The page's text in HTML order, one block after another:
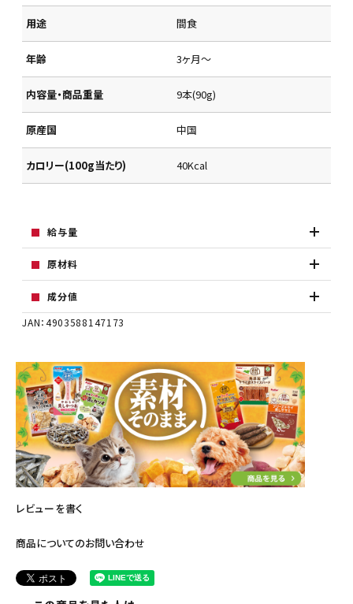
用途 間食
年齢 3ヶ月～
内容量・商品重量 9本(90g)
原産国 中国
カロリー(100g当たり) 40Kcal
給与量
原材料
成分値
JAN：4903588147173
レビューを書く
商品についてのお問い合わせ